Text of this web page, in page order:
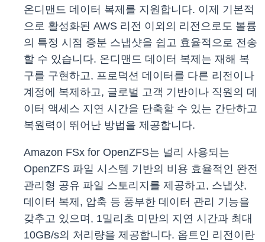
온디맨드 데이터 복제를 지원합니다. 이제 기본적
으로 활성화된 AWS 리전 이외의 리전으로도 볼륨
의 특정 시점 증분 스냅샷을 쉽고 효율적으로 전송
할 수 있습니다. 온디맨드 데이터 복제는 재해 복
구를 구현하고, 프로덕션 데이터를 다른 리전이나
계정에 복제하고, 글로벌 고객 기반이나 직원의 데
이터 액세스 지연 시간을 단축할 수 있는 간단하고
복원력이 뛰어난 방법을 제공합니다.
Amazon FSx for OpenZFS는 널리 사용되는
OpenZFS 파일 시스템 기반의 비용 효율적인 완전
관리형 공유 파일 스토리지를 제공하고, 스냅샷,
데이터 복제, 압축 등 풍부한 데이터 관리 기능을
갖추고 있으며, 1밀리초 미만의 지연 시간과 최대
10GB/s의 처리량을 제공합니다. 옵트인 리전이란